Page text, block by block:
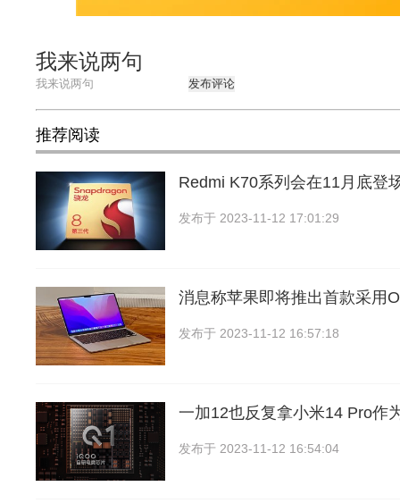
我来说两句
发布评论
推荐阅读
Redmi K70系列会在11月底登
发布于 2023-11-12 17:01:29
消息称苹果即将推出首款采用
发布于 2023-11-12 16:57:18
一加12也反复拿小米14 Pro作
发布于 2023-11-12 16:54:04